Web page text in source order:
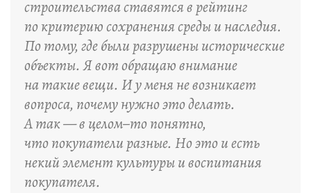
строительства ставятся в рейтинг
по критерию сохранения среды и наследия.
По тому, где были разрушены исторические
объекты. Я вот обращаю внимание
на такие вещи. И у меня не возникает
вопроса, почему нужно это делать.
А так — в целом–то понятно,
что покупатели разные. Но это и есть
некий элемент культуры и воспитания
покупателя.